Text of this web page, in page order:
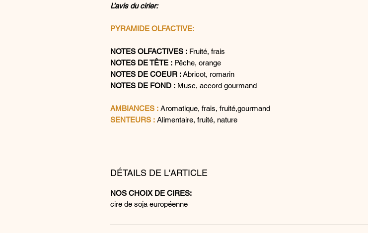
L’avis du cirier:
PYRAMIDE OLFACTIVE:
NOTES OLFACTIVES : Fruité, frais
NOTES DE TÊTE : Pêche, orange
NOTES DE COEUR :Abricot, romarin
NOTES DE FOND : Musc, accord gourmand
AMBIANCES : Aromatique, frais, fruité,gourmand
SENTEURS : Alimentaire, fruité, nature
DÉTAILS DE L'ARTICLE
NOS CHOIX DE CIRES:
cire de soja européenne